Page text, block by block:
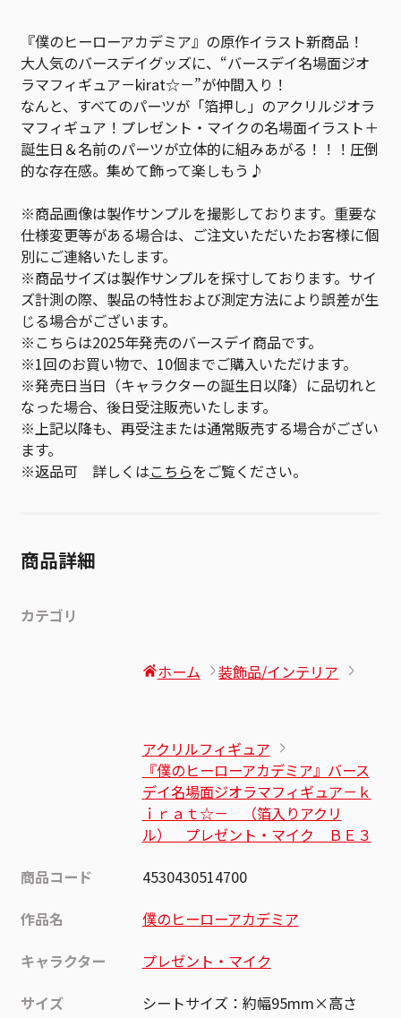
『僕のヒーローアカデミア』の原作イラスト新商品！
大人気のバースデイグッズに、“バースデイ名場面ジオ
ラマフィギュア－kirat☆－”が仲間入り！
なんと、すべてのパーツが「箔押し」のアクリルジオラ
マフィギュア！プレゼント・マイクの名場面イラスト＋
誕生日＆名前のパーツが立体的に組みあがる！！！圧倒
的な存在感。集めて飾って楽しもう♪
※商品画像は製作サンプルを撮影しております。重要な
仕様変更等がある場合は、ご注文いただいたお客様に個
別にご連絡いたします。
※商品サイズは製作サンプルを採寸しております。サイ
ズ計測の際、製品の特性および測定方法により誤差が生
じる場合がございます。
※こちらは2025年発売のバースデイ商品です。
※1回のお買い物で、10個までご購入いただけます。
※発売日当日（キャラクターの誕生日以降）に品切れと
なった場合、後日受注販売いたします。
※上記以降も、再受注または通常販売する場合がござい
ます。
※返品可 詳しくはこちらをご覧ください。
商品詳細
カテゴリ
ホーム 装飾品/インテリア
アクリルフィギュア
『僕のヒーローアカデミア』バース
デイ名場面ジオラマフィギュア－ｋ
ｉｒａｔ☆－ （箔入りアクリ
ル） プレゼント・マイク ＢＥ３
商品コード
4530430514700
作品名
僕のヒーローアカデミア
キャラクター
プレゼント・マイク
サイズ
シートサイズ：約幅95mm×高さ